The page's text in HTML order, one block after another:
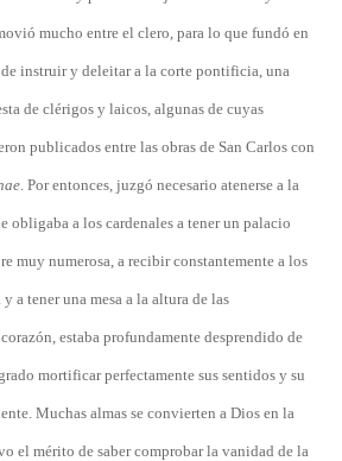
mucho entre el clero, para lo que fundó en
instruir y deleitar a la corte pontificia, una
de clérigos y laicos, algunas de cuyas
publicados entre las obras de San Carlos con
. Por entonces, juzgó necesario atenerse a la
obligaba a los cardenales a tener un palacio
muy numerosa, a recibir constantemente a los
a tener una mesa a la altura de las
estaba profundamente desprendido de
mortificar perfectamente sus sentidos y su
Muchas almas se convierten a Dios en la
el mérito de saber comprobar la vanidad de la